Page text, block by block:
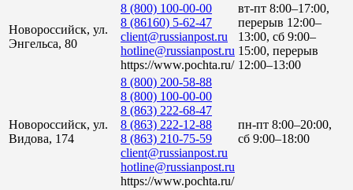
Новороссийск, ул.
Энгельса, 80
8 (800) 100-00-00
8 (86160) 5-62-47
client@russianpost.ru
hotline@russianpost.ru
https://www.pochta.ru/
вт-пт 8:00–17:00,
перерыв 12:00–
13:00, сб 9:00–
15:00, перерыв
12:00–13:00
Новороссийск, ул.
Видова, 174
8 (800) 200-58-88
8 (800) 100-00-00
8 (863) 222-68-47
8 (863) 222-12-88
8 (863) 210-75-59
client@russianpost.ru
hotline@russianpost.ru
https://www.pochta.ru/
пн-пт 8:00–20:00,
сб 9:00–18:00